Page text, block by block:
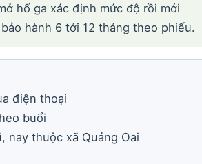
hố ga xác định mức độ rồi mới
hành 6 tới 12 tháng theo phiếu.
điện thoại
buổi
nay thuộc xã Quảng Oai